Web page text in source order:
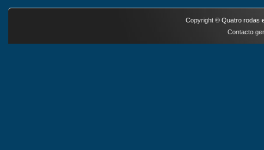
Copyright © Quatro rodas
Contacto